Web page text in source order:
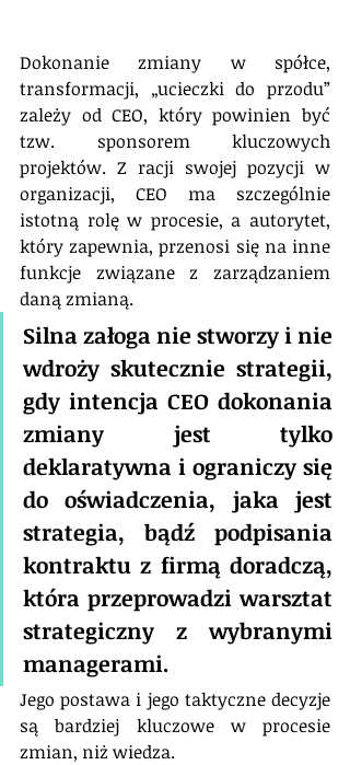
Dokonanie zmiany w spółce,
transformacji, „ucieczki do przodu”
zależy od CEO, który powinien być
tzw. sponsorem kluczowych
projektów. Z racji swojej pozycji w
organizacji, CEO ma szczególnie
istotną rolę w procesie, a autorytet,
który zapewnia, przenosi się na inne
funkcje związane z zarządzaniem
daną zmianą.
Silna załoga nie stworzy i nie
wdroży skutecznie strategii,
gdy intencja CEO dokonania
zmiany jest tylko
deklaratywna i ograniczy się
do oświadczenia, jaka jest
strategia, bądź podpisania
kontraktu z firmą doradczą,
która przeprowadzi warsztat
strategiczny z wybranymi
managerami.
Jego postawa i jego taktyczne decyzje
są bardziej kluczowe w procesie
zmian, niż wiedza.